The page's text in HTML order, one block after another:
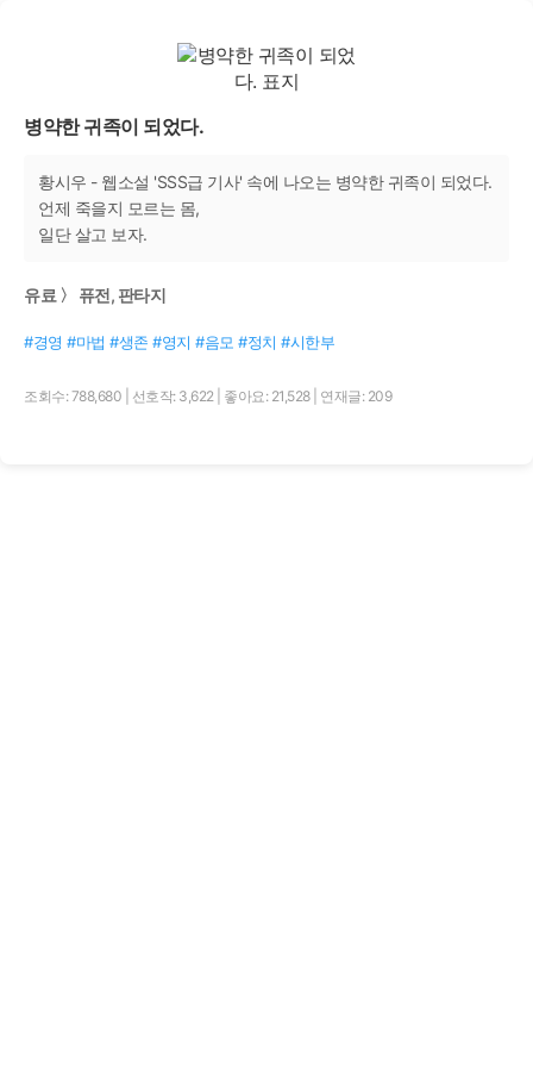
병약한 귀족이 되었다.
황시우 - 웹소설 'SSS급 기사' 속에 나오는 병약한 귀족이 되었다.
언제 죽을지 모르는 몸,
일단 살고 보자.
유료 〉 퓨전, 판타지
#경영 #마법 #생존 #영지 #음모 #정치 #시한부
조회수: 788,680 선호작: 3,622 좋아요: 21,528 연재글: 209